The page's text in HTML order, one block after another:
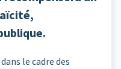
le cadre des